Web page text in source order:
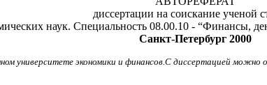
диссертации на соискание ученой
наук. Специальность 08.00.10 - “Финансы,
Санкт-Петербург 2000
университете экономики и финансов.С диссертацией можно